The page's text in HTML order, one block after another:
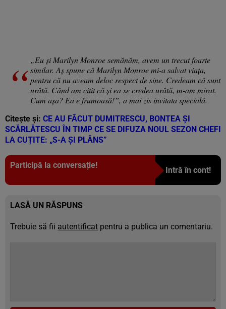
„Eu și Marilyn Monroe semănăm, avem un trecut foarte
similar. Aș spune că Marilyn Monroe mi-a salvat viața,
pentru că nu aveam deloc respect de sine. Credeam că sunt
urâtă. Când am citit că și ea se credea urâtă, m-am mirat.
Cum așa? Ea e frumoasă!”, a mai zis invitata specială.
Citește și: CE AU FĂCUT DUMITRESCU, BONTEA ȘI
SCĂRLĂTESCU ÎN TIMP CE SE DIFUZA NOUL SEZON CHEFI
LA CUȚITE: „S-A ȘI PLÂNS”
Participă la conversație!
Intră în cont!
LASĂ UN RĂSPUNS
Trebuie să fii autentificat pentru a publica un comentariu.